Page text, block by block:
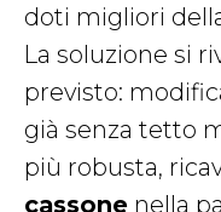
doti migliori
La soluzione si
previsto:
già senza tetto
più robusta,
cassone nella